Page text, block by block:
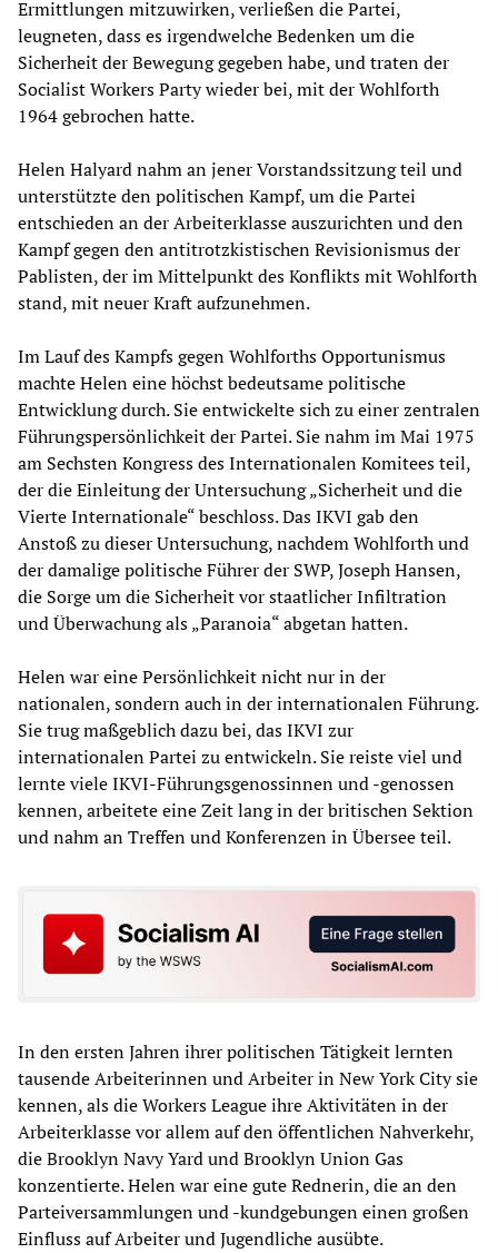
Ermittlungen mitzuwirken, verließen die Partei,
leugneten, dass es irgendwelche Bedenken um die
Sicherheit der Bewegung gegeben habe, und traten der
Socialist Workers Party wieder bei, mit der Wohlforth
1964 gebrochen hatte.
Helen Halyard nahm an jener Vorstandssitzung teil und
unterstützte den politischen Kampf, um die Partei
entschieden an der Arbeiterklasse auszurichten und den
Kampf gegen den antitrotzkistischen Revisionismus der
Pablisten, der im Mittelpunkt des Konflikts mit Wohlforth
stand, mit neuer Kraft aufzunehmen.
Im Lauf des Kampfs gegen Wohlforths Opportunismus
machte Helen eine höchst bedeutsame politische
Entwicklung durch. Sie entwickelte sich zu einer zentralen
Führungspersönlichkeit der Partei. Sie nahm im Mai 1975
am Sechsten Kongress des Internationalen Komitees teil,
der die Einleitung der Untersuchung „Sicherheit und die
Vierte Internationale“ beschloss. Das IKVI gab den
Anstoß zu dieser Untersuchung, nachdem Wohlforth und
der damalige politische Führer der SWP, Joseph Hansen,
die Sorge um die Sicherheit vor staatlicher Infiltration
und Überwachung als „Paranoia“ abgetan hatten.
Helen war eine Persönlichkeit nicht nur in der
nationalen, sondern auch in der internationalen Führung.
Sie trug maßgeblich dazu bei, das IKVI zur
internationalen Partei zu entwickeln. Sie reiste viel und
lernte viele IKVI-Führungsgenossinnen und -genossen
kennen, arbeitete eine Zeit lang in der britischen Sektion
und nahm an Treffen und Konferenzen in Übersee teil.
In den ersten Jahren ihrer politischen Tätigkeit lernten
tausende Arbeiterinnen und Arbeiter in New York City sie
kennen, als die Workers League ihre Aktivitäten in der
Arbeiterklasse vor allem auf den öffentlichen Nahverkehr,
die Brooklyn Navy Yard und Brooklyn Union Gas
konzentierte. Helen war eine gute Rednerin, die an den
Parteiversammlungen und -kundgebungen einen großen
Einfluss auf Arbeiter und Jugendliche ausübte.